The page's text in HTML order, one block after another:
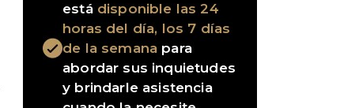
está disponible las 24
horas del día, los 7 días
de la semana para
abordar sus inquietudes
y brindarle asistencia